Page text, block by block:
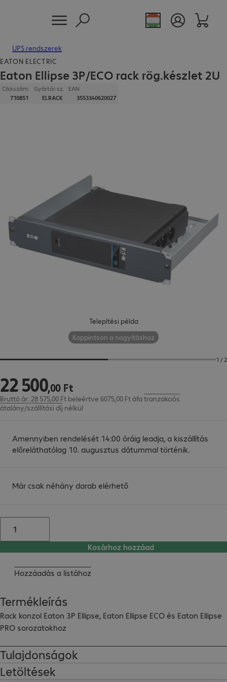
UPS rendszerek
Telepítési példa
Koppintson a nagyításhoz
1 / 2
EATON ELECTRIC
Eaton Ellipse 3P/ECO rack rög.készlet 2U
Cikkszám:
710851
Gyártói-sz.
ELRACK
EAN
3553340620027
22500,00 Ft
22 500,00 Ft
Bruttó ár: 28 575,00 Ft beleértve 6075,00 Ft áfa tranzakciós
átalány/szállítási díj nélkül
Amennyiben rendelését 14:00 óráig leadja, a kiszállítás
előreláthatólag 10. augusztus dátummal történik.
Már csak néhány darab elérhető
Kosárhoz hozzáad
Hozzáadás a listához
Termékleírás
Rack konzol Eaton 3P Ellipse, Eaton Ellipse ECO és Eaton Ellipse
PRO sorozatokhoz
Tulajdonságok
Letöltések